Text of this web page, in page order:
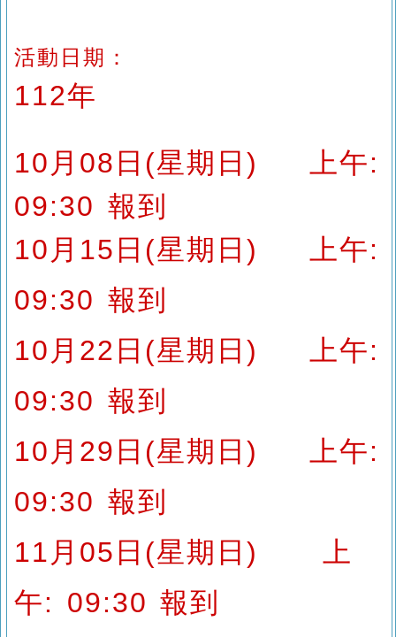
活動日期：
112年
10月08日 (星期日 ) 上午:
09:30 報到
10 月15 日 (星期日 ) 上午:
09:30 報到
10 月22 日 (星期日 ) 上午:
09:30 報到
10月29日(星期日)
上午:
09:30 報到
11 月05 日 (星期日 )
上
午: 09:30報到